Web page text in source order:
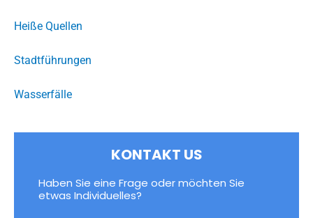
Heiße Quellen
Stadtführungen
Wasserfälle
KONTAKT US
Haben Sie eine Frage oder möchten Sie
etwas Individuelles?